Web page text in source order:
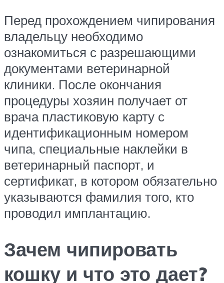
Перед прохождением чипирования
владельцу необходимо
ознакомиться с разрешающими
документами ветеринарной
клиники. После окончания
процедуры хозяин получает от
врача пластиковую карту с
идентификационным номером
чипа, специальные наклейки в
ветеринарный паспорт, и
сертификат, в котором обязательно
указываются фамилия того, кто
проводил имплантацию.
Зачем чипировать
кошку и что это дает?